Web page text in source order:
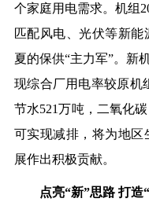
个家庭用电需求。机组
匹配风电、光伏等新
夏的保供“主力军”。新
现综合厂用电率较原机
节水521万吨，二氧化
可实现减排，将为地
展作出积极贡献。
点亮“新”思路 打造